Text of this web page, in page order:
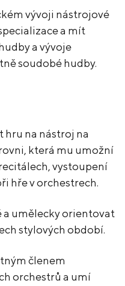
vývoji nástrojové
a mít
a vývoje
soudobé hudby.
hru na nástroj na
která mu umožní
vystoupení
hře v orchestrech.
a umělecky orientovat
stylových období.
členem
orchestrů a umí